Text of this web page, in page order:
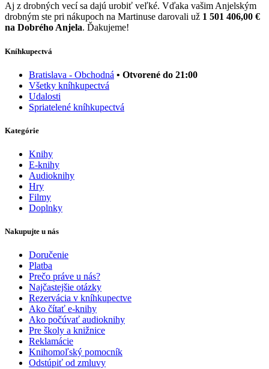
Aj z drobných vecí sa dajú urobiť veľké. Vďaka vašim Anjelským
drobným ste pri nákupoch na Martinuse darovali už 1 501 406,00 €
na Dobrého Anjela. Ďakujeme!
Kníhkupectvá
Bratislava - Obchodná • Otvorené do 21:00
Všetky kníhkupectvá
Udalosti
Spriatelené kníhkupectvá
Kategórie
Knihy
E-knihy
Audioknihy
Hry
Filmy
Doplnky
Nakupujte u nás
Doručenie
Platba
Prečo práve u nás?
Najčastejšie otázky
Rezervácia v kníhkupectve
Ako čítať e-knihy
Ako počúvať audioknihy
Pre školy a knižnice
Reklamácie
Knihomoľský pomocník
Odstúpiť od zmluvy